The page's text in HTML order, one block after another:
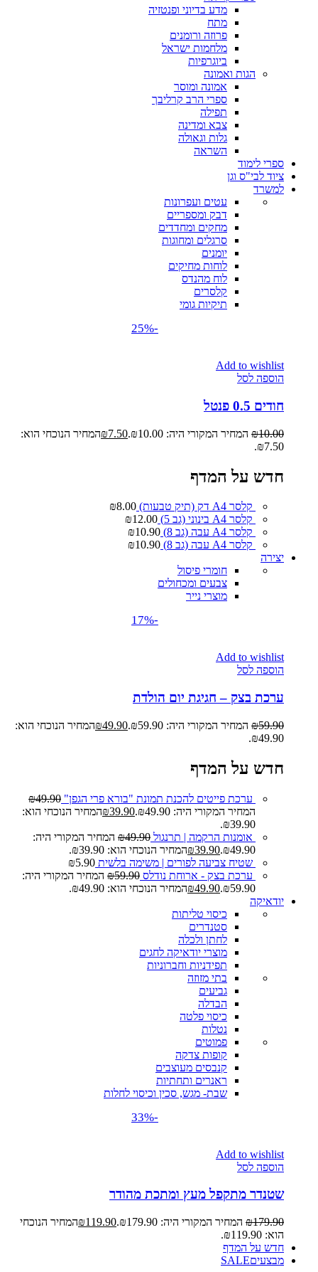
מדע בדיוני ופנטזיה
מתח
פרוזה ורומנים
מלחמות ישראל
ביוגרפיות
הגות ואמונה
אמונה ומוסר
ספרי הרב קרליבך
תפילה
צבא ומדינה
גלות וגאולה
השראה
ספרי לימוד
ציוד לבי"ס וגן
למשרד
עטים ועפרונות
דבק ומספריים
מחקים ומחדדים
סרגלים ומחוגות
יומנים
לוחות מחיקים
לוח מהנדס
קלסרים
תיקיות גומי
-25%
Add to wishlist
הוספה לסל
חודים 0.5 פנטל
₪10.00 המחיר המקורי היה: ₪10.00. ₪7.50
המחיר הנוכחי הוא:
₪7.50.
חדש על המדף
קלסר A4 דק (תיק טבעות) ₪8.00
קלסר A4 בינוני (גב 5)
₪12.00
קלסר A4 עבה (גב 8)
₪10.90
קלסר A4 עבה (גב 8)
₪10.90
יצירה
חומרי פיסול
צבעים ומכחולים
מוצרי נייר
-17%
Add to wishlist
הוספה לסל
ערכת בצק – חגיגת יום הולדת
₪59.90 המחיר המקורי היה: ₪59.90. ₪49.90
המחיר הנוכחי הוא:
₪49.90.
חדש על המדף
ערכת פייטים להכנת תמונת "בורא פרי הגפן" ₪49.90
המחיר המקורי היה: ₪49.90.
₪39.90
המחיר הנוכחי הוא:
₪39.90.
אומנות הרקמה | תרנגול
₪49.90
המחיר המקורי היה:
₪49.90.
₪39.90
המחיר הנוכחי הוא: ₪39.90.
שטיח צביעה לפורים | משימה בלשית
₪5.90
ערכת בצק - ארוחת נודלס
₪59.90
המחיר המקורי היה:
₪59.90.
₪49.90
המחיר הנוכחי הוא: ₪49.90.
יודאיקה
כיסוי טליתות
סטנדרים
לחתן ולכלה
מוצרי יודאיקה לחגים
תפידניות וחברוניות
בתי מזוזה
גביעים
הבדלה
כיסוי פלטה
נטלות
פמוטים
קופות צדקה
קנבסים מעוצבים
ראנרים ותחתיות
שבת- מגש, סכין וכיסוי לחלות
-33%
Add to wishlist
הוספה לסל
שטנדר מתקפל מעץ ומתכת מהודר
₪179.90 המחיר המקורי היה: ₪179.90. ₪119.90
המחיר הנוכחי
הוא: ₪119.90.
חדש על המדף
מבצעיםSALE